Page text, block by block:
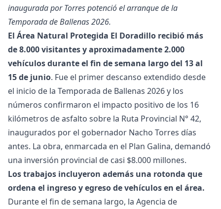
inaugurada por Torres potenció el arranque de la
Temporada de Ballenas 2026.
El Área Natural Protegida El Doradillo recibió más
de 8.000 visitantes y aproximadamente 2.000
vehículos durante el fin de semana largo del 13 al
15 de junio. Fue el primer descanso extendido desde
el inicio de la Temporada de Ballenas 2026 y los
números confirmaron el impacto positivo de los 16
kilómetros de asfalto sobre la Ruta Provincial N° 42,
inaugurados por el gobernador Nacho Torres días
antes. La obra, enmarcada en el Plan Galina, demandó
una inversión provincial de casi $8.000 millones.
Los trabajos incluyeron además una rotonda que
ordena el ingreso y egreso de vehículos en el área.
Durante el fin de semana largo, la Agencia de